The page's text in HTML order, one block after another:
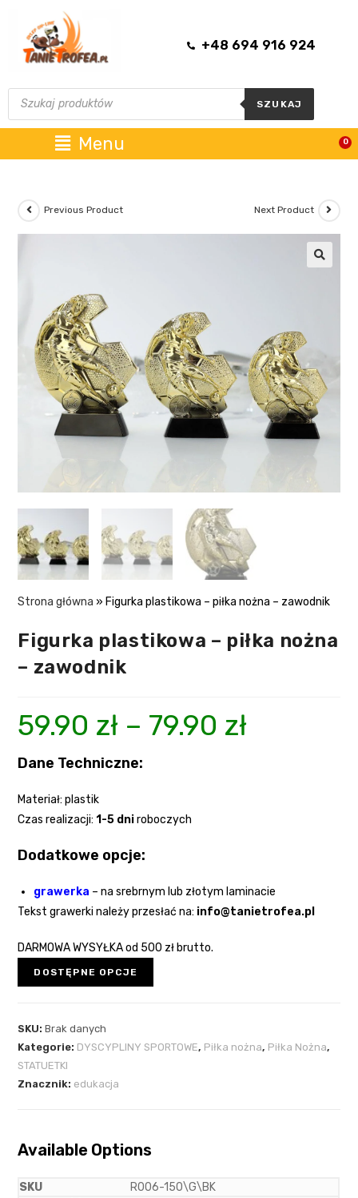
+48 694 916 924
SZUKAJ
Menu 0
Previous Product Next Product
Strona główna » Figurka plastikowa – piłka nożna – zawodnik
Figurka plastikowa – piłka nożna
– zawodnik
59.90 zł – 79.90 zł
Dane Techniczne:
Materiał:plastik
Czas realizacji:1-5 dniroboczych
Dodatkowe opcje:
grawerka – na srebrnym lub złotym laminacie
Tekst grawerki należy przesłać na: info@tanietrofea.pl
DARMOWA WYSYŁKAod 500 zł brutto.
DOSTĘPNE OPCJE
SKU:Brak danych
Kategorie: DYSCYPLINY SPORTOWE, Piłka nożna, Piłka Nożna,
STATUETKI
Znacznik: edukacja
Available Options
R006-150\G\BK